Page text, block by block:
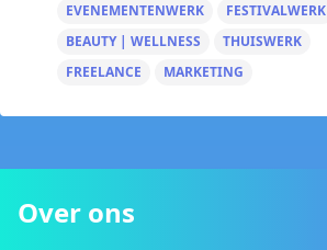
EVENEMENTENWERK
FESTIVALWERK
BEAUTY | WELLNESS
THUISWERK
FREELANCE
MARKETING
Over ons